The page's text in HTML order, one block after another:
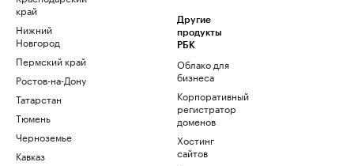
край
Нижний
Новгород
Пермский край
Ростов-на-Дону
Татарстан
Тюмень
Черноземье
Кавказ
Другие
продукты
РБК
Облако для
бизнеса
Корпоративный
регистратор
доменов
Хостинг
сайтов